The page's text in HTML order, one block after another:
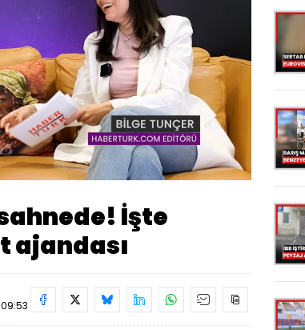
720
Oynatma
Hızı
İşte
ajandası